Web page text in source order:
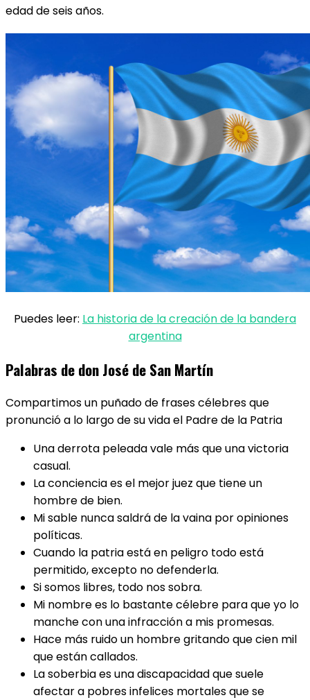
edad de seis años.
Puedes leer: La historia de la creación de la bandera
argentina
Palabras de don José de San Martín
Compartimos un puñado de frases célebres que
pronunció a lo largo de su vida el Padre de la Patria
Una derrota peleada vale más que una victoria
casual.
La conciencia es el mejor juez que tiene un
hombre de bien.
Mi sable nunca saldrá de la vaina por opiniones
políticas.
Cuando la patria está en peligro todo está
permitido, excepto no defenderla.
Si somos libres, todo nos sobra.
Mi nombre es lo bastante célebre para que yo lo
manche con una infracción a mis promesas.
Hace más ruido un hombre gritando que cien mil
que están callados.
La soberbia es una discapacidad que suele
afectar a pobres infelices mortales que se